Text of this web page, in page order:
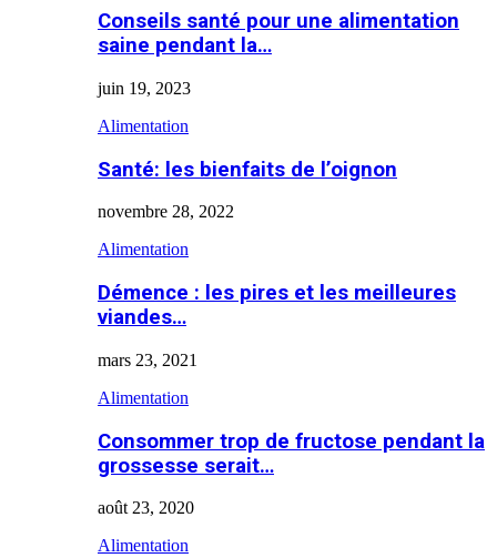
Conseils santé pour une alimentation
saine pendant la…
juin 19, 2023
Alimentation
Santé: les bienfaits de l’oignon
novembre 28, 2022
Alimentation
Démence : les pires et les meilleures
viandes…
mars 23, 2021
Alimentation
Consommer trop de fructose pendant la
grossesse serait…
août 23, 2020
Alimentation